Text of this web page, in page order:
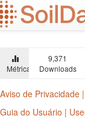
Ir
para
o
principal
Métricas
9,371
Downloads
Aviso de Privacidade
Guia do Usuário |